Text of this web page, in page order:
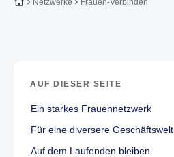
AUF DIESER SEITE
Ein starkes Frauennetzwerk
Für eine diversere Geschäftswelt
Auf dem Laufenden bleiben